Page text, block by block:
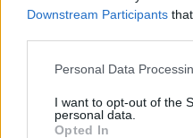
Downstream Participants
Personal Data
I want to opt-out of the
personal data.
Opted In
e-mobilitás